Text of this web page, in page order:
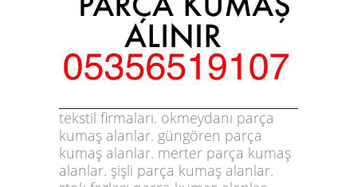
tekstil firmaları. okmeydanı parça
kumaş alanlar. güngören parça
kumaş alanlar. merter parça kumaş
alanlar. şişli parça kumaş alanlar.